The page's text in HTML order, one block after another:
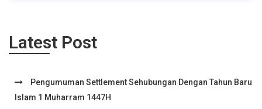
Latest Post
Pengumuman Settlement Sehubungan Dengan Tahun Baru
Islam 1 Muharram 1447H